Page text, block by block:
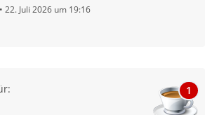
22. Juli 2026 um 19:16
1